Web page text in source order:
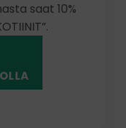
saat 10%